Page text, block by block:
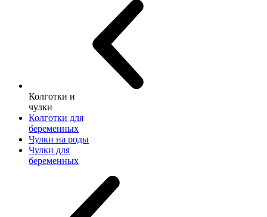
Колготки и
чулки
Колготки для
беременных
Чулки на роды
Чулки для
беременных